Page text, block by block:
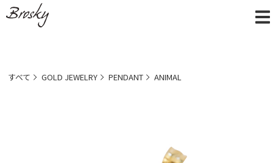
すべて GOLD JEWELRY PENDANT ANIMAL